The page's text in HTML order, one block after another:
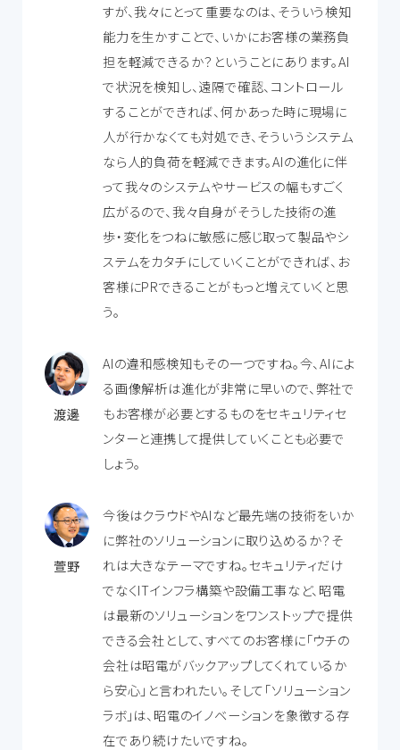
すが、我々にとって重要なのは、そういう検知
能力を生かすことで、いかにお客様の業務負
担を軽減できるか？ということにあります。AI
で状況を検知し、遠隔で確認、コントロール
することができれば、何かあった時に現場に
人が行かなくても対処でき、そういうシステム
なら人的負荷を軽減できます。AIの進化に伴
って我々のシステムやサービスの幅もすごく
広がるので、我々自身がそうした技術の進
歩・変化をつねに敏感に感じ取って製品やシ
ステムをカタチにしていくことができれば、お
客様にPRできることがもっと増えていくと思
う。
渡邊
AIの違和感検知もその一つですね。今、AIによ
る画像解析は進化が非常に早いので、弊社で
もお客様が必要とするものをセキュリティセ
ンターと連携して提供していくことも必要で
しょう。
萱野
今後はクラウドやAIなど最先端の技術をいか
に弊社のソリューションに取り込めるか？そ
れは大きなテーマですね。セキュリティだけ
でなくITインフラ構築や設備工事など、昭電
は最新のソリューションをワンストップで提供
できる会社として、すべてのお客様に「ウチの
会社は昭電がバックアップしてくれているか
ら安心」と言われたい。そして「ソリューション
ラボ」は、昭電のイノベーションを象徴する存
在であり続けたいですね。